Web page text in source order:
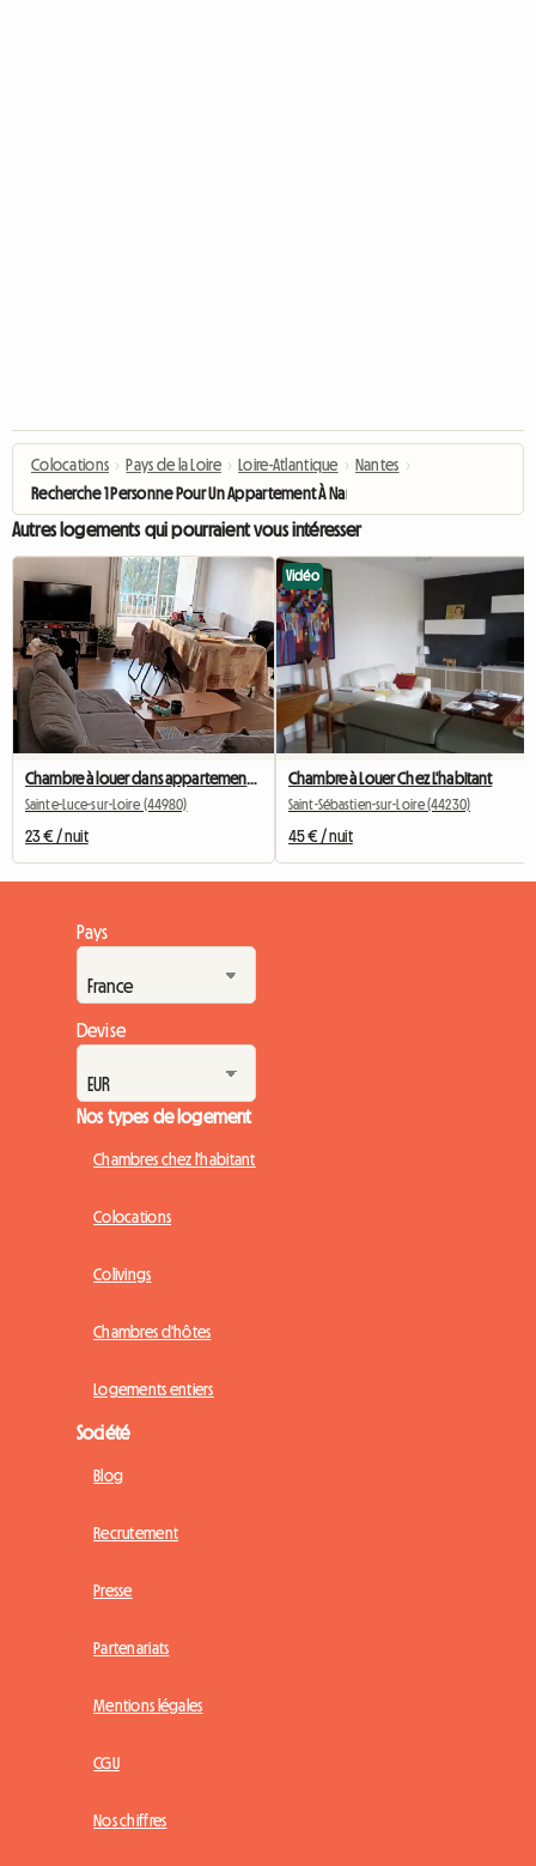
Colocations › Pays de la Loire › Loire-Atlantique › Nantes ›
Recherche 1 Personne Pour Un Appartement À Nantes Nord
Autres logements qui pourraient vous intéresser
Sainte-Luce-sur-Loire (44980)
23 € / nuit
Vidéo
Chambre à Louer Chez L'habitant
Saint-Sébastien-sur-Loire (44230)
45 € / nuit
Pays
Devise
Nos types de logement
Chambres chez l'habitant
Colocations
Colivings
Chambres d'hôtes
Logements entiers
Société
Blog
Recrutement
Presse
Partenariats
Mentions légales
CGU
Nos chiffres